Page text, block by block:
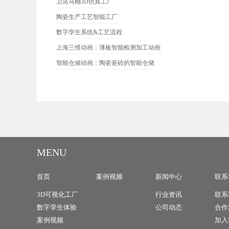
陶瓷生产工艺智能工厂
数字孪生系统&工艺流程
上海三维动画：薄板智能检测加工动画
智能仓储动画：陶瓷瓷砖的智能仓储
MENU
首页
3D可视化工厂
数字孪生体验
案例视频
案例视频 新闻中心
行业资讯
公司动态
联
联
合
加